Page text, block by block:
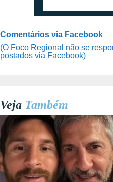
Comentários via Facebook
(O Foco Regional não se
postados via Facebook)
Veja Também